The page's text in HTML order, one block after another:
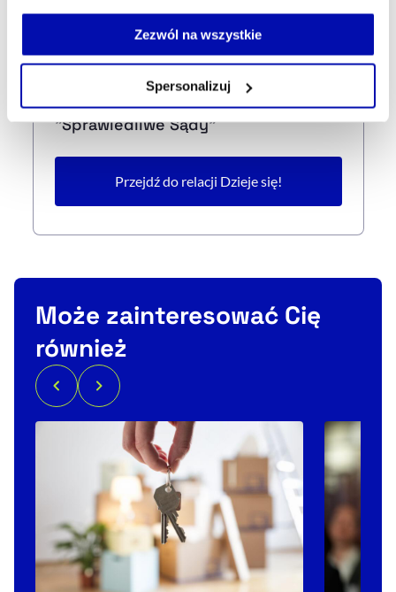
Jeżeli nie wyrażasz zgody na zapisywanie plików cookie,
możesz łatwo zarządzać swoimi uprawnieniami, np. we
własnej przeglądarce internetowej lub po wybraniu opcji
Polityce Prywatności.
Zezwól na wszystkie
Spersonalizuj
20:27
Prokuratura zabezpieczyła majątki
podejrzanych w sprawie kampanii
"Sprawiedliwe Sądy"
Przejdź do relacji Dzieje się!
Może zainteresować Cię
również